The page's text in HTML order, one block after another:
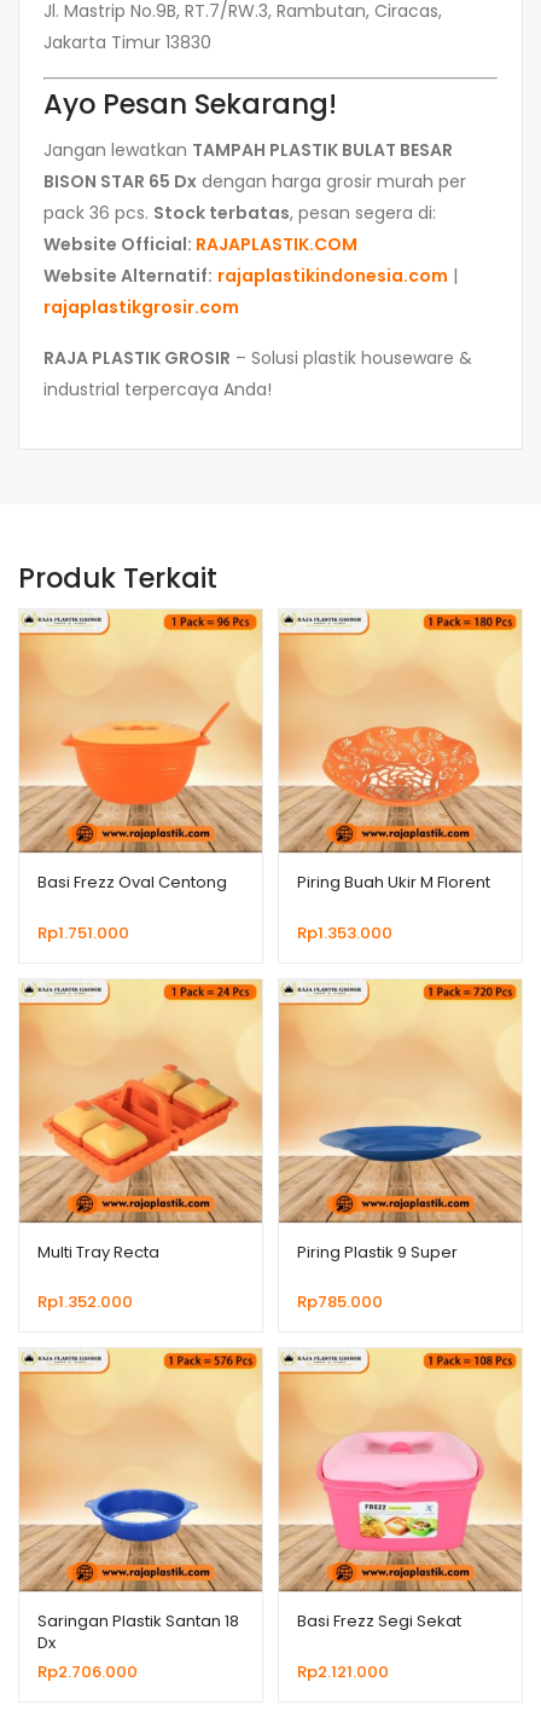
Jl. Mastrip No.9B, RT.7/RW.3, Rambutan, Ciracas,
Jakarta Timur 13830
Ayo Pesan Sekarang!
Jangan lewatkan TAMPAH PLASTIK BULAT BESAR
BISON STAR 65 Dx dengan harga grosir murah per
pack 36 pcs. Stock terbatas, pesan segera di:
Website Official: RAJAPLASTIK.COM
Website Alternatif: rajaplastikindonesia.com |
rajaplastikgrosir.com
RAJA PLASTIK GROSIR – Solusi plastik houseware &
industrial terpercaya Anda!
Produk Terkait
Basi Frezz Oval Centong
Rp1.751.000
Piring Buah Ukir M Florent
Rp1.353.000
Multi Tray Recta
Rp1.352.000
Piring Plastik 9 Super
Rp785.000
Saringan Plastik Santan 18
Dx
Rp2.706.000
Basi Frezz Segi Sekat
Rp2.121.000